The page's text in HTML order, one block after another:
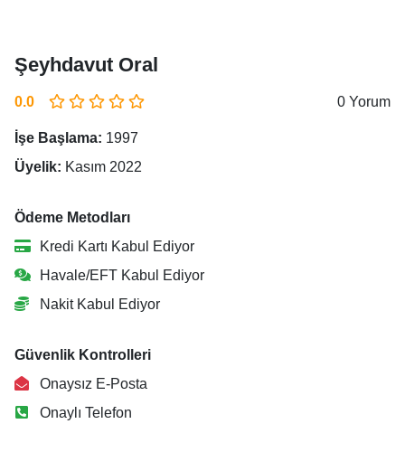
Şeyhdavut Oral
0.0 0 Yorum
İşe Başlama: 1997
Üyelik: Kasım 2022
Ödeme Metodları
Kredi Kartı Kabul Ediyor
Havale/EFT Kabul Ediyor
Nakit Kabul Ediyor
Güvenlik Kontrolleri
Onaysız E-Posta
Onaylı Telefon